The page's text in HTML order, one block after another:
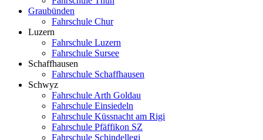
Graubünden
Fahrschule Chur
Luzern
Fahrschule Luzern
Fahrschule Sursee
Schaffhausen
Fahrschule Schaffhausen
Schwyz
Fahrschule Arth Goldau
Fahrschule Einsiedeln
Fahrschule Küssnacht am Rigi
Fahrschule Pfäffikon SZ
Fahrschule Schindellegi